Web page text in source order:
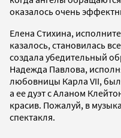
оказалось очень
Елена Стихина,
казалось, становилась
создала убедительный
Надежда Павлова,
любовницы Карла VII,
а ее дуэт с Аланом
красив. Пожалуй, в
спектакля.